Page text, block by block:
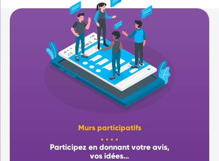
Murs participatifs
Participez en donnant votre avis,
vos idées…